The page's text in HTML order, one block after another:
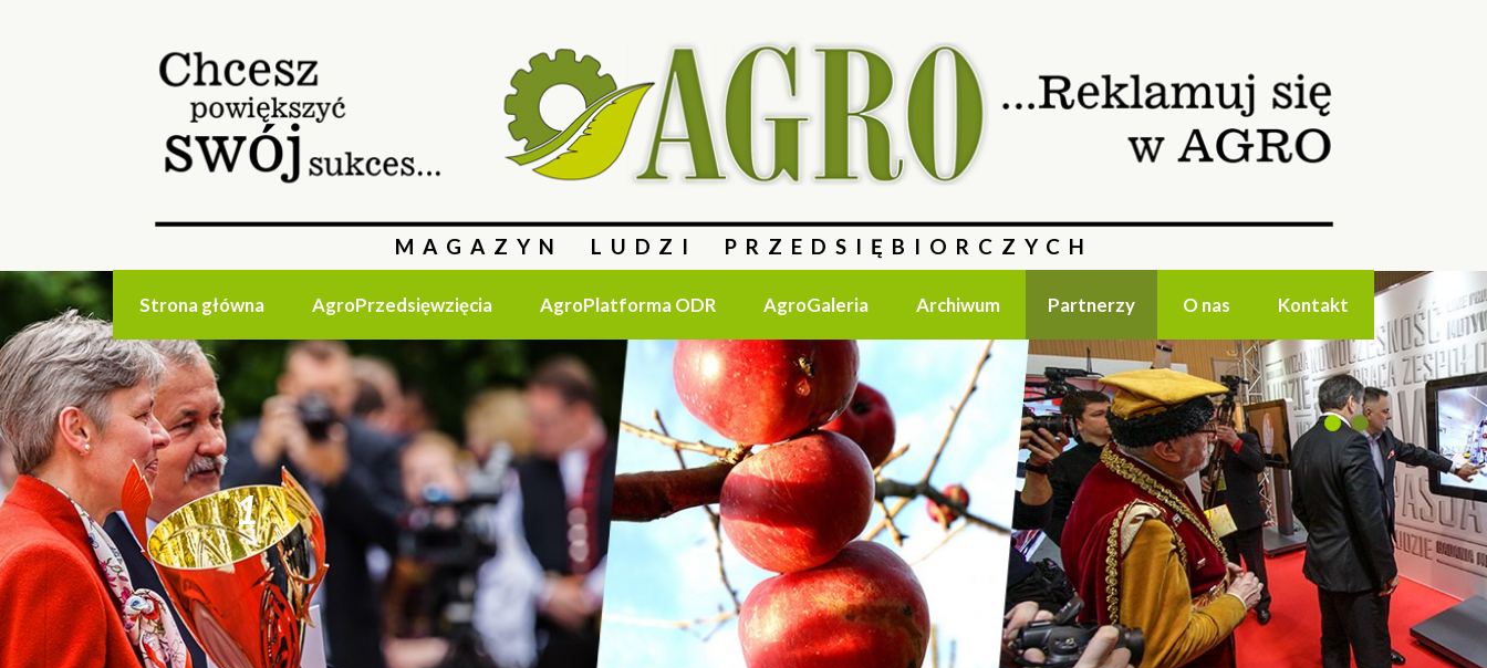
MAGAZYN LUDZI PRZEDSIĘBIORCZYCH
Strona główna AgroPrzedsięwzięcia AgroPlatforma ODR AgroGaleria Archiwum Partnerzy O nas Kontakt
1
2
1 2